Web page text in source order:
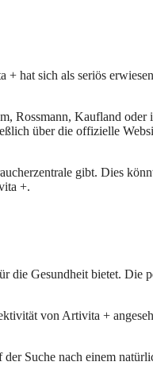
hat sich als seriös
Rossmann, Kaufland
über die offizielle
gibt. Dies
+.
die Gesundheit bietet.
von Artivita +
Suche nach einem